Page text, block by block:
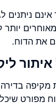
את הדוח.
מקיפה
מפורט